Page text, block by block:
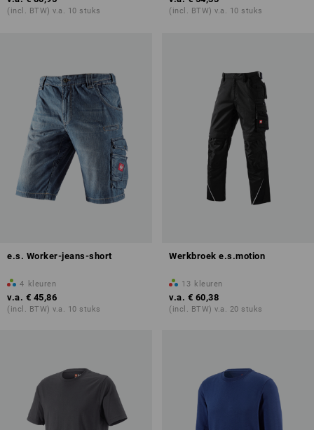
(incl. BTW) v.a. 10 stuks (incl. BTW) v.a. 10 stuks
e.s. Worker-jeans-short
4 kleuren
v.a. € 45,86
(incl. BTW) v.a. 10 stuks
Werkbroek e.s.motion
13 kleuren
v.a. € 60,38
(incl. BTW) v.a. 20 stuks